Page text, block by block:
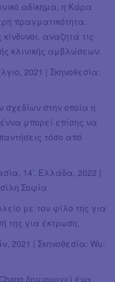
αδίκημα, η Κάρα
πραγματικότητα.
αναζητά τις
κλινικής αμβλώσεων.
2021 | Σκηνοθεσία:
σχεδίων στην οποία η
μπορεί επίσης να
τόσο από
14’, Ελλάδα, 2022 |
Σοφία
με τον φίλο της για
της για έκτρωση.
2021 | Σκηνοθεσία: Wu-
δημιουργεί ένα